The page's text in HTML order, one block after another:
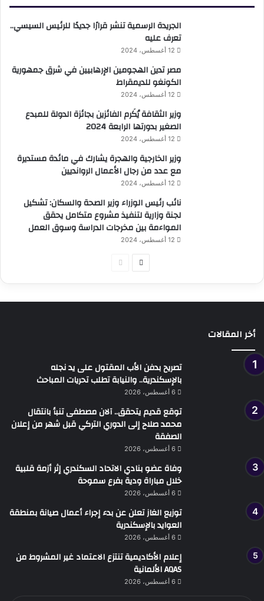
الجريدة الرسمية تنشر قرارًا جديدًا للرئيس السيسي..
تعرف عليه
12 أغسطس، 2024
مصر تدين الهجومين الإرهابيين في شرق جمهورية
الكونغو للديمقراط
12 أغسطس، 2024
وزير الثقافة يُكَرم الفائزين بجائزة الدولة للمبدع
الصغير بدورتها الرابعة 2024
12 أغسطس، 2024
وزير الخارجية والهجرة يشارك في مائدة مستديرة
مع عدد من رجال الأعمال الروانديين
12 أغسطس، 2024
نائب رئيس الوزراء وزير الصحة والسكان: تشكيل
لجنة وزارية لتنفيذ مشروع متكامل يحقق
المواءمة بين مخرجات الدراسة وسوق العمل
12 أغسطس، 2024
الصفحة
أخر المقالات
تصريح بدفن الأب المقتول على يد نجله
بالإسكندرية.. والنيابة تطلب تحريات المباحث
6 أغسطس، 2026
توقع قديم يتحقق.. آلان مصطفى تنبأ بانتقال
محمد صلاح إلى الدوري التركي قبل شهر من إعلان
الصفقة
6 أغسطس، 2026
وفاة عضو بنادي الاتحاد السكندري إثر أزمة قلبية
خلال مباراة ودية بفرع سموحة
6 أغسطس، 2026
توزيع الغاز تعلن عن بدء إجراء أعمال صيانة بمنطقة
العوايد بالإسكندرية
6 أغسطس، 2026
إعلام الأكاديمية تنتزع الاعتماد غير المشروط من
AQAS الألمانية
6 أغسطس، 2026